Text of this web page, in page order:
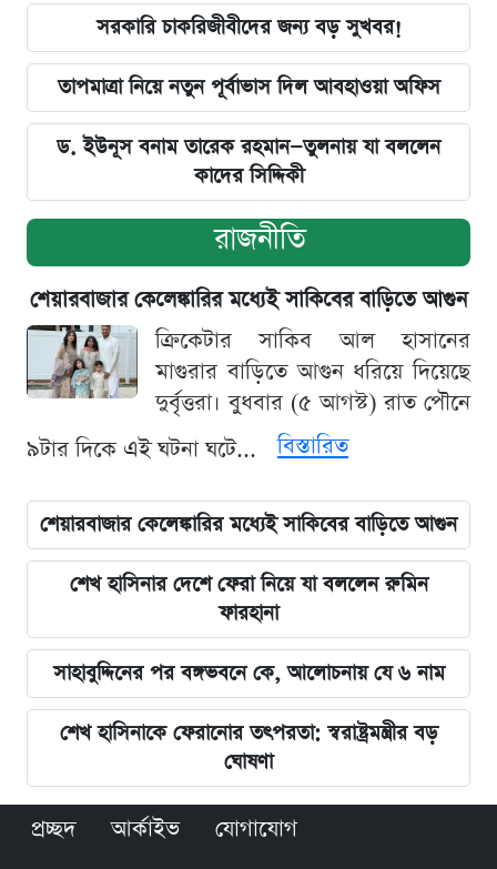
সরকারি চাকরিজীবীদের জন্য বড় সুখবর!
তাপমাত্রা নিয়ে নতুন পূর্বাভাস দিল আবহাওয়া অফিস
ড. ইউনূস বনাম তারেক রহমান—তুলনায় যা বললেন
কাদের সিদ্দিকী
রাজনীতি
শেয়ারবাজার কেলেঙ্কারির মধ্যেই সাকিবের বাড়িতে আগুন
ক্রিকেটার সাকিব আল হাসানের
মাগুরার বাড়িতে আগুন ধরিয়ে দিয়েছে
দুর্বৃত্তরা। বুধবার (৫ আগস্ট) রাত পৌনে
৯টার দিকে এই ঘটনা ঘটে...
বিস্তারিত
শেয়ারবাজার কেলেঙ্কারির মধ্যেই সাকিবের বাড়িতে আগুন
শেখ হাসিনার দেশে ফেরা নিয়ে যা বললেন রুমিন
ফারহানা
সাহাবুদ্দিনের পর বঙ্গভবনে কে, আলোচনায় যে ৬ নাম
শেখ হাসিনাকে ফেরানোর তৎপরতা: স্বরাষ্ট্রমন্ত্রীর বড়
ঘোষণা
প্রচ্ছদ আর্কাইভ যোগাযোগ